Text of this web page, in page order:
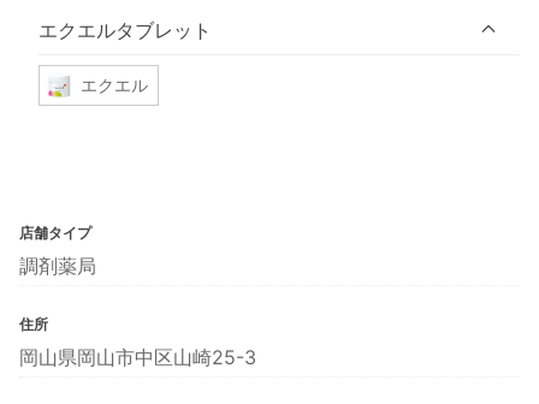
エクエルタブレット
エクエル
店舗タイプ
調剤薬局
住所
岡山県岡山市中区山崎25-3